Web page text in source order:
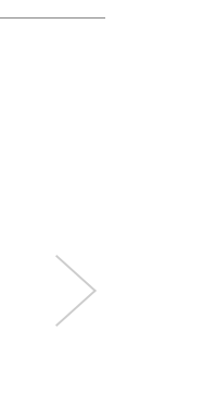
Modelo que se
muestra: GR2SDS-30D